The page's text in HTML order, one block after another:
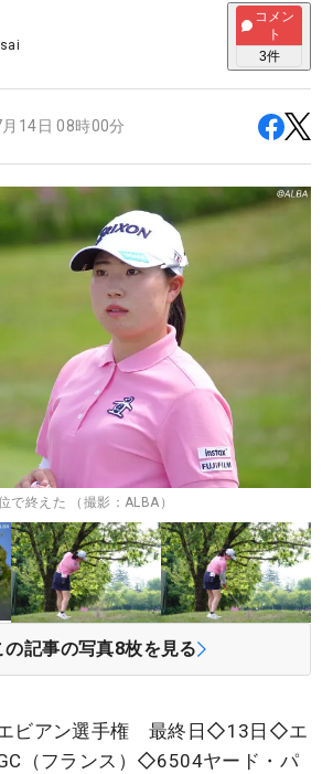
コメン
ト
3件
14日 08時00分
で終えた （撮影：ALBA）
の記事の写真8枚を見る
エビアン選手権 最終日◇13日◇エ
（フランス）◇6504ヤード・パ